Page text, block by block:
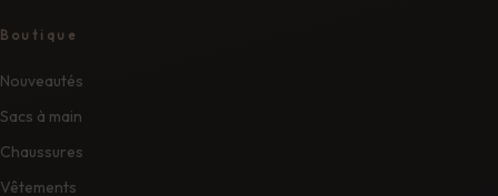
Boutique
Nouveautés
Sacs à main
Chaussures
Vêtements